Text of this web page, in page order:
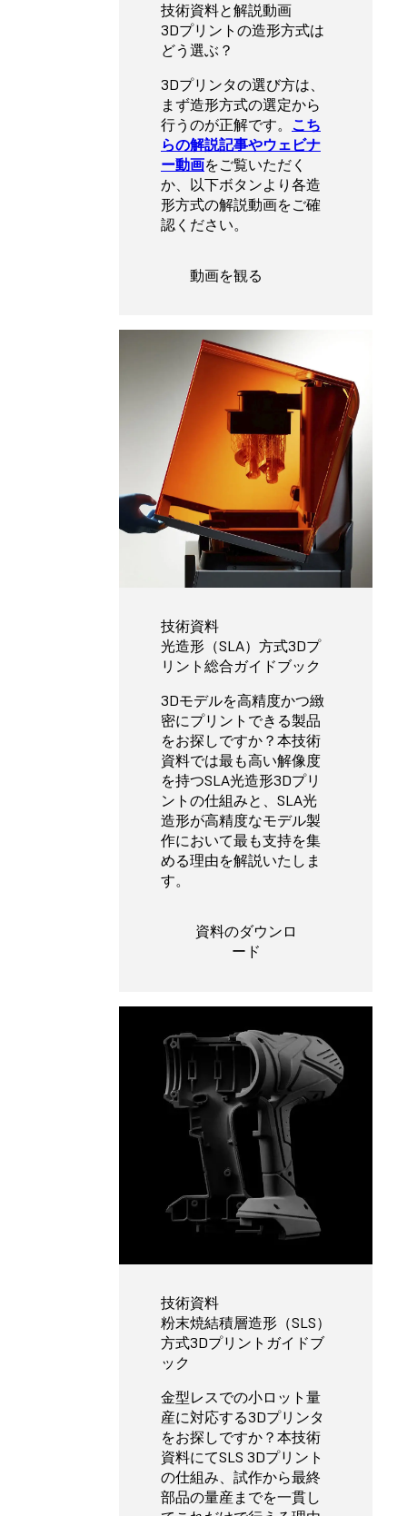
技術資料と解説動画
3Dプリントの造形方式は
どう選ぶ？
3Dプリンタの選び方は、
まず造形方式の選定から
行うのが正解です。 こち
らの解説記事やウェビナ
ー動画をご覧いただく
か、以下ボタンより各造
形方式の解説動画をご確
認ください。
動画を観る
技術資料
光造形（SLA）方式3Dプ
リント総合ガイドブック
3Dモデルを高精度かつ緻
密にプリントできる製品
をお探しですか？本技術
資料では最も高い解像度
を持つSLA光造形3Dプリ
ントの仕組みと、SLA光
造形が高精度なモデル製
作において最も支持を集
める理由を解説いたしま
す。
資料のダウンロ
ード
技術資料
粉末焼結積層造形（SLS）
方式3Dプリントガイドブ
ック
金型レスでの小ロット量
産に対応する3Dプリンタ
をお探しですか？本技術
資料にてSLS 3Dプリント
の仕組み、試作から最終
部品の量産までを一貫し